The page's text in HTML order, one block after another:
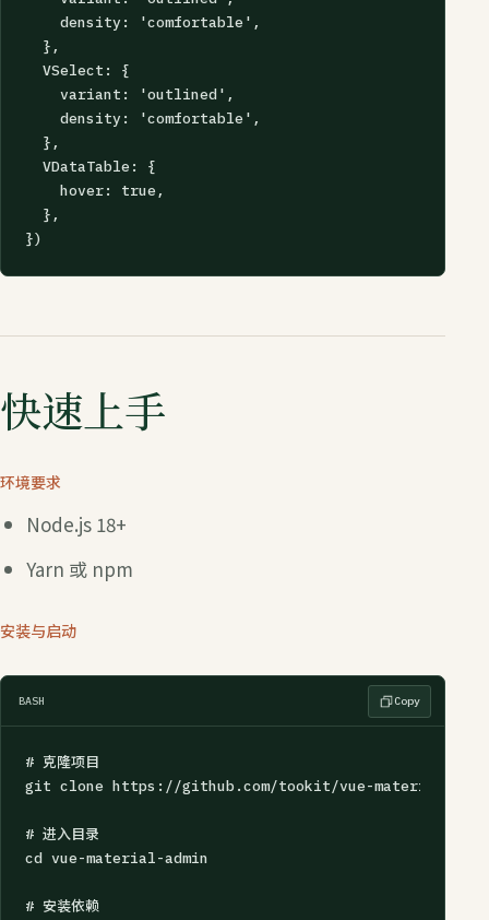
    density: 'comfortable',
  },
  VSelect: {
    variant: 'outlined',
    density: 'comfortable',
  },
  VDataTable: {
    hover: true,
  },
})
快速上手
环境要求
Node.js 18+
Yarn 或 npm
安装与启动
BASH Copy
# 克隆项目
git clone https://github.com/tookit/vue-material-
# 进入目录
cd vue-material-admin
# 安装依赖